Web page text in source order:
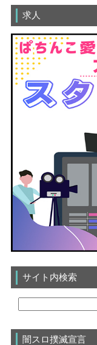
求人
サイト内検索
闇スロ撲滅宣言